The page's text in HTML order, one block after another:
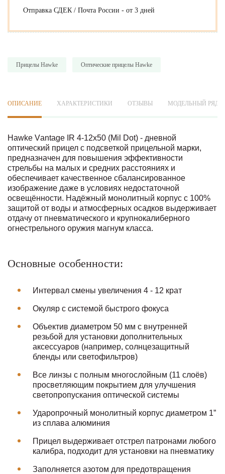
Отправка СДЕК / Почта России - от 3 дней
Прицелы Hawke Оптические прицелы Hawke
ОПИСАНИЕ ХАРАКТЕРИСТИКИ ОТЗЫВЫ МОДЕЛЬНЫЙ РЯД
Наwkе Vаntаgе ІR 4-12х50 (Mil Dot) - дневной
оптический прицел с подсветкой прицельной марки,
предназначен для повышения эффективности
стрельбы на малых и средних расстояниях и
обеспечивает качественное сбалансированное
изображение даже в условиях недостаточной
освещённости. Надёжный монолитный корпус с 100%
защитой от воды и атмосферных осадков выдерживает
отдачу от пневматического и крупнокалиберного
огнестрельного оружия магнум класса.
Основные особенности:
Интервал смены увеличения 4 - 12 крат
Окуляр с системой быстрого фокуса
Объектив диаметром 50 мм с внутренней
резьбой для установки дополнительных
аксессуаров (например, солнцезащитный
бленды или светофильтров)
Все линзы с полным многослойным (11 слоёв)
просветляющим покрытием для улучшения
светопропускания оптической системы
Ударопрочный монолитный корпус диаметром 1”
из сплава алюминия
Прицел выдерживает отстрел патронами любого
калибра, подходит для установки на пневматику
Заполняется азотом для предотвращения